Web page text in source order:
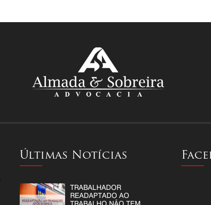
Últimas Notícias
TRABALHADOR
READAPTADO AO